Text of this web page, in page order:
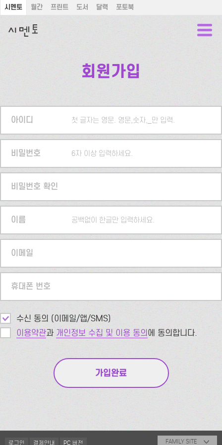
시멘토 월간 프린트 도서 달력 포토북
회원가입
아이디 첫 글자는 영문. 영문,숫자,_만 입력.
비밀번호 6자 이상 입력하세요.
비밀번호 확인
이름 공백없이 한글만 입력하세요.
이메일
휴대폰 번호
수신 동의 (이메일/앱/SMS)
이용약관과 개인정보 수집 및 이용 동의에 동의합니다.
로그인 결제안내 PC 버전 FAMILY SITE